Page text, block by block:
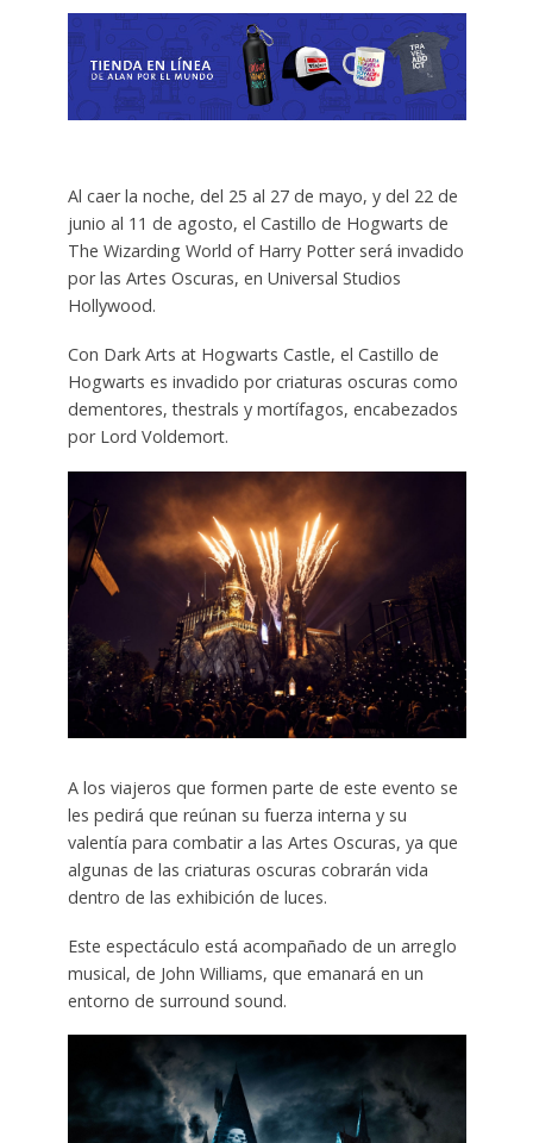
Al caer la noche, del 25 al 27 de mayo, y del 22 de
junio al 11 de agosto, el Castillo de Hogwarts de
The Wizarding World of Harry Potter será invadido
por las Artes Oscuras, en Universal Studios
Hollywood.
Con Dark Arts at Hogwarts Castle, el Castillo de
Hogwarts es invadido por criaturas oscuras como
dementores, thestrals y mortífagos, encabezados
por Lord Voldemort.
A los viajeros que formen parte de este evento se
les pedirá que reúnan su fuerza interna y su
valentía para combatir a las Artes Oscuras, ya que
algunas de las criaturas oscuras cobrarán vida
dentro de las exhibición de luces.
Este espectáculo está acompañado de un arreglo
musical, de John Williams, que emanará en un
entorno de surround sound.